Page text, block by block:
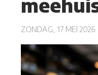
ZONDAG, 17 MEI 2026